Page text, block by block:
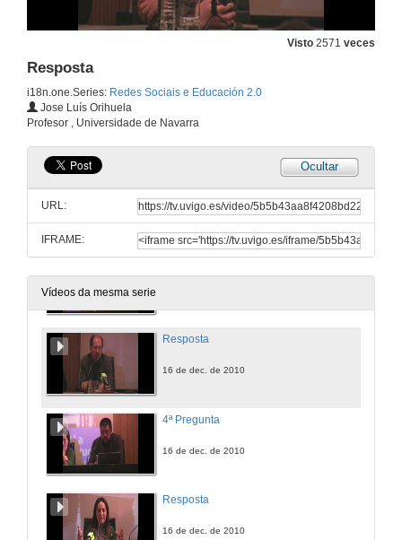
Visto 2571 veces
Resposta
i18n.one.Series: Redes Sociais e Educación 2.0
Jose Luís Orihuela
Profesor , Universidade de Navarra
Ocultar
URL:
IFRAME:
Vídeos da mesma serie
Resposta
Resposta
16 de dec. de 2010
16 de dec. de 2010
Resposta
Resposta
16 de dec. de 2010
4ª Pregunta
16 de dec. de 2010
Resposta
16 de dec. de 2010